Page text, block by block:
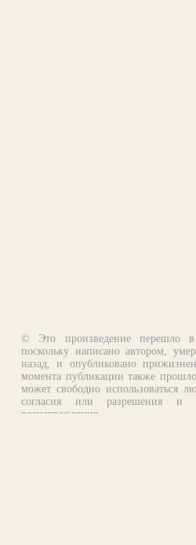
© Это произведение перешло в
поскольку написано автором,
назад, и опубликовано
момента публикации также
может свободно использоваться
согласия или разрешения и
вознаграждения.